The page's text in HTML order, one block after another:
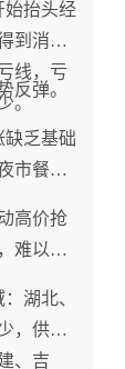
始抬头经
到消
线，亏
。
反弹。
缺乏基础
市餐饮
高价抢
难以形
湖北、
，供需
、吉